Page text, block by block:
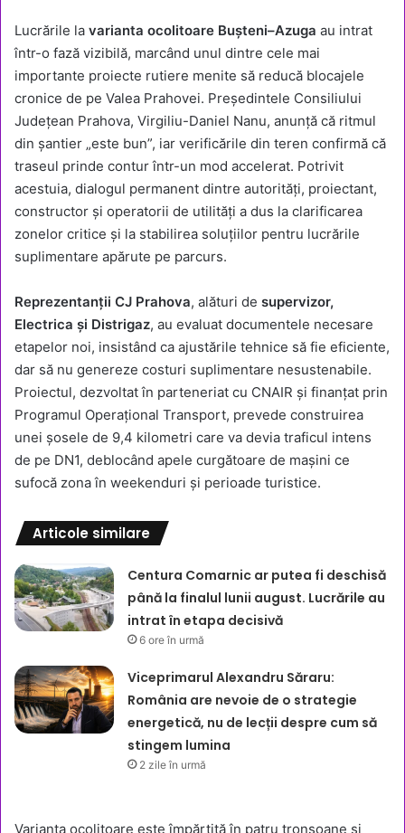
Lucrările la varianta ocolitoare Bușteni–Azuga au intrat
într-o fază vizibilă, marcând unul dintre cele mai
importante proiecte rutiere menite să reducă blocajele
cronice de pe Valea Prahovei. Președintele Consiliului
Județean Prahova, Virgiliu-Daniel Nanu, anunță că ritmul
din șantier „este bun”, iar verificările din teren confirmă că
traseul prinde contur într-un mod accelerat. Potrivit
acestuia, dialogul permanent dintre autorități, proiectant,
constructor și operatorii de utilități a dus la clarificarea
zonelor critice și la stabilirea soluțiilor pentru lucrările
suplimentare apărute pe parcurs.
Reprezentanții CJ Prahova, alături de supervizor,
Electrica și Distrigaz, au evaluat documentele necesare
etapelor noi, insistând ca ajustările tehnice să fie eficiente,
dar să nu genereze costuri suplimentare nesustenabile.
Proiectul, dezvoltat în parteneriat cu CNAIR și finanțat prin
Programul Operațional Transport, prevede construirea
unei șosele de 9,4 kilometri care va devia traficul intens
de pe DN1, deblocând apele curgătoare de mașini ce
sufocă zona în weekenduri și perioade turistice.
Articole similare
Centura Comarnic ar putea fi deschisă
până la finalul lunii august. Lucrările au
intrat în etapa decisivă
6 ore în urmă
Viceprimarul Alexandru Săraru:
România are nevoie de o strategie
energetică, nu de lecții despre cum să
stingem lumina
2 zile în urmă
Varianta ocolitoare este împărțită în patru tronsoane și